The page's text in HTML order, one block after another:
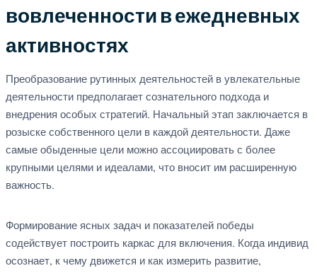
вовлеченности в ежедневных
активностях
Преобразование рутинных деятельностей в увлекательные
деятельности предполагает сознательного подхода и
внедрения особых стратегий. Начальный этап заключается в
розыске собственного цели в каждой деятельности. Даже
самые обыденные цели можно ассоциировать с более
крупными целями и идеалами, что вносит им расширенную
важность.
Формирование ясных задач и показателей победы
содействует построить каркас для включения. Когда индивид
осознает, к чему движется и как измерить развитие,